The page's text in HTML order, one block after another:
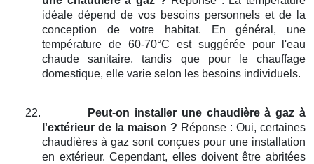
idéale dépend de vos besoins personnels et de la
conception de votre habitat. En général, une
température de 60-70°C est suggérée pour l'eau
chaude sanitaire, tandis que pour le chauffage
domestique, elle varie selon les besoins individuels.
22.
Peut-on installer une chaudière à gaz à
l'extérieur de la maison ? Réponse : Oui, certaines
chaudières à gaz sont conçues pour une installation
en extérieur. Cependant, elles doivent être abritées